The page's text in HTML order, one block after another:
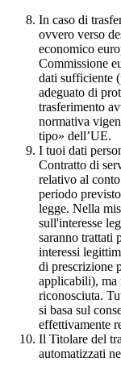
In caso di
ovvero verso
economico
Commissione
dati sufficiente
adeguato di
trasferimento
normativa
tipo» dell’UE.
I tuoi dati
Contratto di
relativo al
periodo
legge. Nella
sull'interesse
saranno trattati
interessi
di prescrizione
applicabili), ma
riconosciuta.
si basa sul
effettivamente
Il Titolare del
automatizzati